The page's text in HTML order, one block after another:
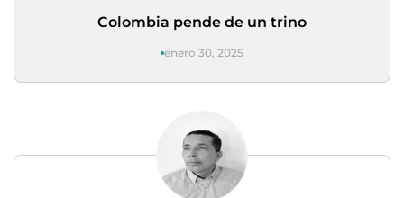
Colombia pende de un trino
enero 30, 2025